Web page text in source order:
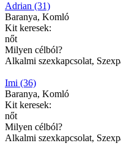
Adrian (31)
Baranya, Komló
Kit keresek:
nőt
Milyen célból?
Alkalmi szexkapcsolat,
Imi (36)
Baranya, Komló
Kit keresek:
nőt
Milyen célból?
Alkalmi szexkapcsolat,